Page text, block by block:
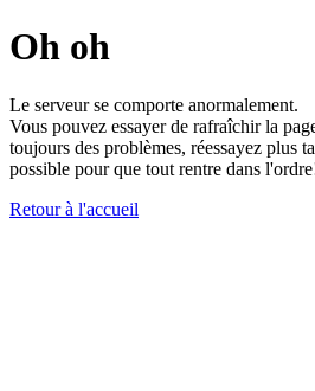
Oh oh
Le serveur se comporte anormalement.
Vous pouvez essayer de rafraîchir la
toujours des problèmes, réessayez plus
possible pour que tout rentre dans
Retour à l'accueil